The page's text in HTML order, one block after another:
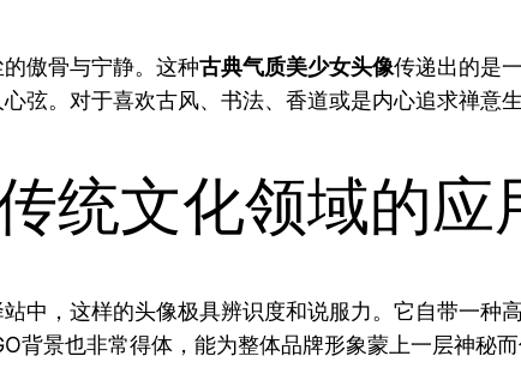
傲骨与宁静。这种古典气质美少女头像传递出的是
弦。对于喜欢古风、书法、香道或是内心追求禅意
统文化领域的应
中，这样的头像极具辨识度和说服力。它自带一种
背景也非常得体，能为整体品牌形象蒙上一层神秘而